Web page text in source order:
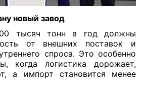
новый завод
тысяч тонн в год должны
от внешних поставок и
спроса. Это особенно
когда логистика дорожает,
а импорт становится менее